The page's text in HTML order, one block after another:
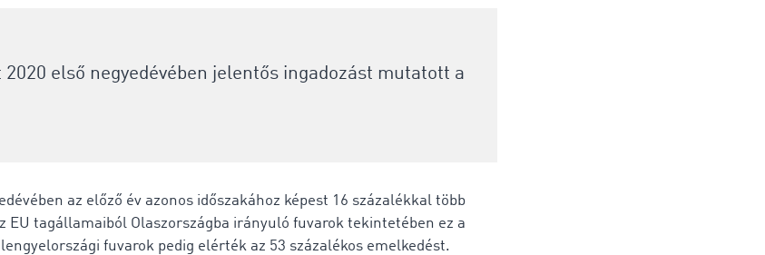
első negyedévében jelentős ingadozást mutatott a
az előző év azonos időszakához képest 16 százalékkal több
tagállamaiból Olaszországba irányuló fuvarok tekintetében ez a
fuvarok pedig elérték az 53 százalékos emelkedést.